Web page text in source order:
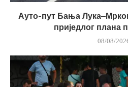
Ауто-пут Бања
приједлог плана
08/08/